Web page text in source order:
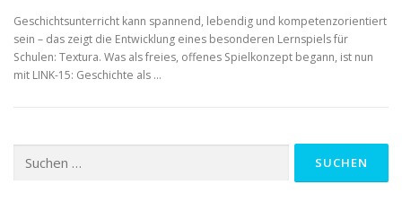
Geschichtsunterricht kann spannend, lebendig und kompetenzorientiert
sein – das zeigt die Entwicklung eines besonderen Lernspiels für
Schulen: Textura. Was als freies, offenes Spielkonzept begann, ist nun
mit LINK-15: Geschichte als …
nach: